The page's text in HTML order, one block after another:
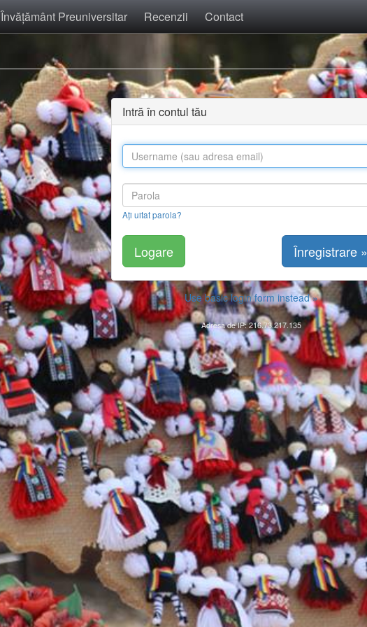
Învăţământ Preuniversitar Recenzii Contact
Intră în contul tău
Ați uitat parola?
Înregistrare »
Use basic login form instead »
Adresa de IP: 216.73.217.135